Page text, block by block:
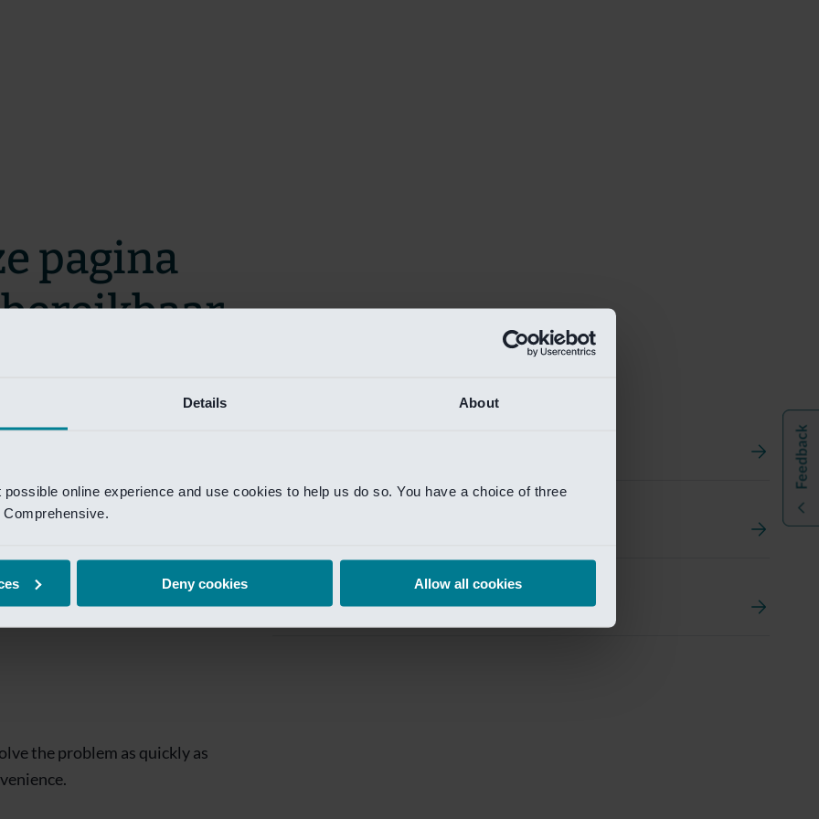
Details About
online experience and use cookies to help us do so. You have a choice of three
Deny cookies Allow all cookies
Van Lanschot Kempen Research
pagina
zo snel mogelijk te verhelpen.
te krijgen.
is
the problem as quickly as